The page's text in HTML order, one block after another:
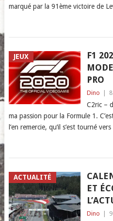
marqué par la 91ème victoire de
JEUX
F1
PRO
Dino
C2ric –
ma passion pour la Formule 1.
l’en remercie, qu’il s’est tourné
ACTUALITÉ
ET
Dino